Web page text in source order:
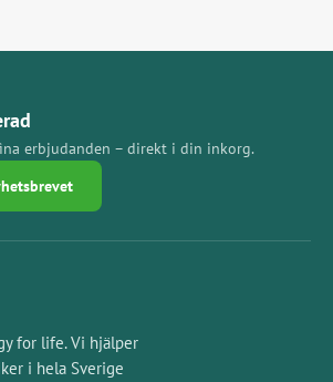
erbjudanden – direkt i din inkorg.
for life. Vi hjälper
i hela Sverige